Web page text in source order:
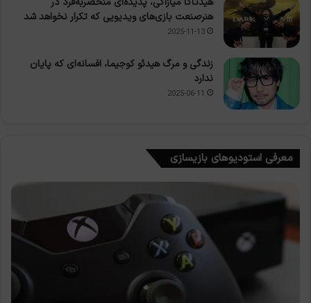
هنرصنعت بازی‌های ویدیویی که تکرار نخواهد شد
2025-11-13
زندگی و مرگ هیدئو کوجیما، افسانه‌ای که پایان
ندارد
2025-06-11
معرفی استودیوهای بازیسازی